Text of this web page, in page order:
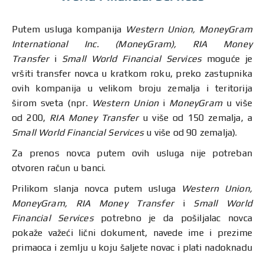
Putem usluga kompanija Western Union, MoneyGram
International Inc. (MoneyGram),
RIA Money
Transferi Small World Financial Servicesmoguće je
vršiti transfer novca u kratkom roku, preko zastupnika
ovih kompanija u velikom broju zemalja i teritorija
širom sveta (npr. Western Unioni MoneyGramu više
od 200, RIA Money Transferu više od 150 zemalja, a
Small World Financial Servicesu više od 90 zemalja).
Za prenos novca putem ovih usluga nije potreban
otvoren račun u banci.
Prilikom slanja novca putem usluga
Western Union,
MoneyGram, RIA Money Transfer i Small World
Financial Servicespotrebno je da pošiljalac novca
pokaže važeći lični dokument, navede ime i prezime
primaoca i zemlju u koju šaljete novac i plati nadoknadu